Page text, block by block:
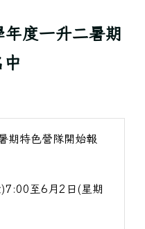
年度一升二暑期
期特色營隊開始報
至6月2日(星期